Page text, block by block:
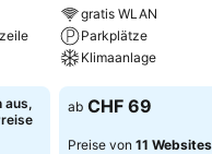
aus,
gratis WLAN
Parkplätze
Klimaanlage
Preise sehen
ab CHF 69
Preise von 11 Websites